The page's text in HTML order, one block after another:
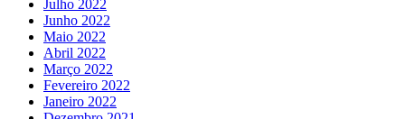
Julho 2022
Junho 2022
Maio 2022
Abril 2022
Março 2022
Fevereiro 2022
Janeiro 2022